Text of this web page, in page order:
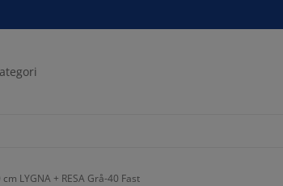
LYGNA + RESA Grå-40 Fast